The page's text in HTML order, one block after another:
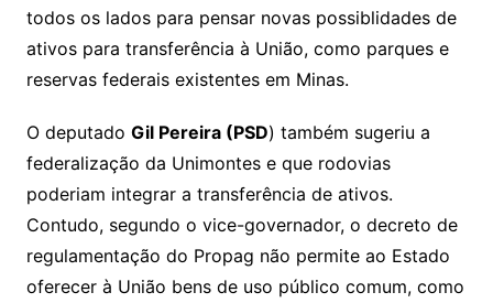
todos os lados para pensar novas possiblidades de
ativos para transferência à União, como parques e
reservas federais existentes em Minas.
O deputado Gil Pereira (PSD) também sugeriu a
federalização da Unimontes e que rodovias
poderiam integrar a transferência de ativos.
Contudo, segundo o vice-governador, o decreto de
regulamentação do Propag não permite ao Estado
oferecer à União bens de uso público comum, como